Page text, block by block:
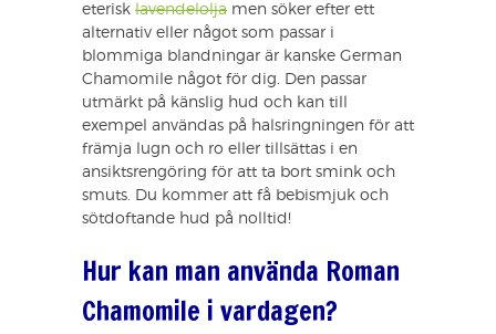
eterisk lavendelolja men söker efter ett
alternativ eller något som passar i
blommiga blandningar är kanske German
Chamomile något för dig. Den passar
utmärkt på känslig hud och kan till
exempel användas på halsringningen för att
främja lugn och ro eller tillsättas i en
ansiktsrengöring för att ta bort smink och
smuts. Du kommer att få bebismjuk och
sötdoftande hud på nolltid!
Hur kan man använda Roman
Chamomile i vardagen?